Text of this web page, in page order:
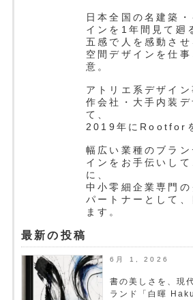
日本全国の名建築
インを1年間見て廻
五感で人を感動さ
空間デザインを仕
意。
アトリエ系デザイン
作会社・大手内装
て、
2019年にRootfor
幅広い業種のブラ
インをお手伝いして
に、
中小零細企業専門
パートナーとして
ます。
最新の投稿
6月 1, 2026
書の美しさを、現
ランド「白暉